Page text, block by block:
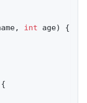
int age)
{
{